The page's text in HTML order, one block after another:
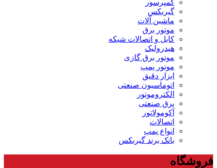
کمپرسور
گیربکس
ماشین آلات
موتور برق
کابل و اتصالات شبکه
هیدرولیک
موتور برق گازی
موتور پمپ
ابزار دقیق
اتوماسیون صنعتی
الکتروموتور
برق صنعتی
آکومولاتور
اتصالات
انواع پمپ
بانک برند گیربکس
فروشگاه